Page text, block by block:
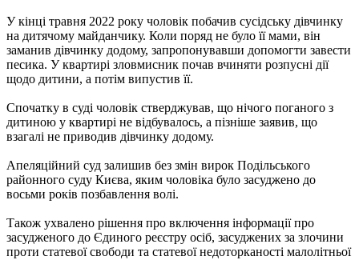
У кінці травня 2022 року чоловік побачив сусідську дівчинку
на дитячому майданчику. Коли поряд не було її мами, він
заманив дівчинку додому, запропонувавши допомогти завести
песика. У квартирі зловмисник почав вчиняти розпусні дії
щодо дитини, а потім випустив її.
Спочатку в суді чоловік стверджував, що нічого поганого з
дитиною у квартирі не відбувалось, а пізніше заявив, що
взагалі не приводив дівчинку додому.
Апеляційний суд залишив без змін вирок Подільського
районного суду Києва, яким чоловіка було засуджено до
восьми років позбавлення волі.
Також ухвалено рішення про включення інформації про
засудженого до Єдиного реєстру осіб, засуджених за злочини
проти статевої свободи та статевої недоторканості малолітньої